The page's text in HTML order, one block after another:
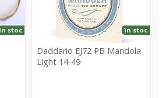
stoc
Daddario EJ72 PB Mandola
Light 14-49
în stoc